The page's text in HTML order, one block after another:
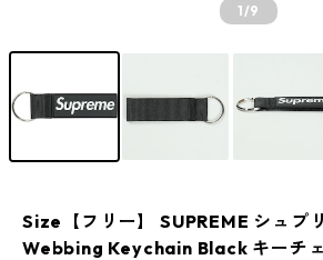
1/9
Size【フリー】 SUPREME シュプ
Webbing Keychain Black キーチ